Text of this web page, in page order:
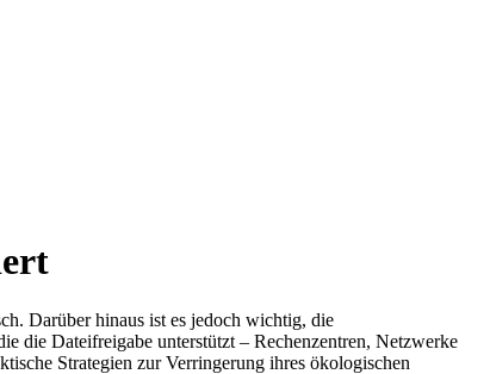
Darüber hinaus ist es jedoch wichtig, die
die Dateifreigabe unterstützt – Rechenzentren, Netzwerke
Strategien zur Verringerung ihres ökologischen